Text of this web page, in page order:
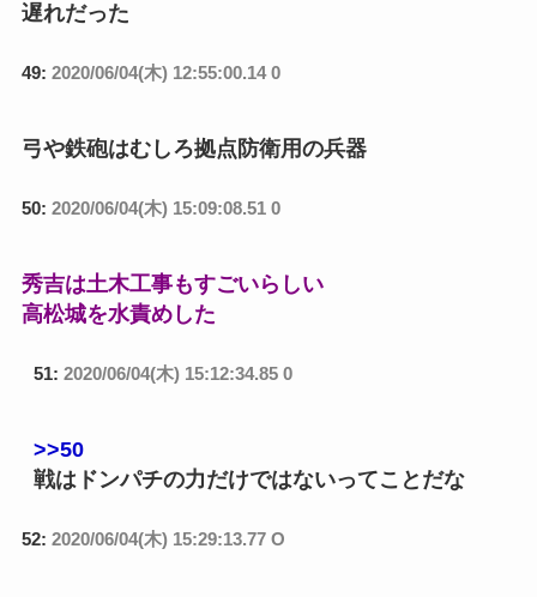
遅れだった
49: 2020/06/04(木) 12:55:00.14 0
弓や鉄砲はむしろ拠点防衛用の兵器
50: 2020/06/04(木) 15:09:08.51 0
秀吉は土木工事もすごいらしい
高松城を水責めした
51: 2020/06/04(木) 15:12:34.85 0
>>50
戦はドンパチの力だけではないってことだな
52: 2020/06/04(木) 15:29:13.77 O